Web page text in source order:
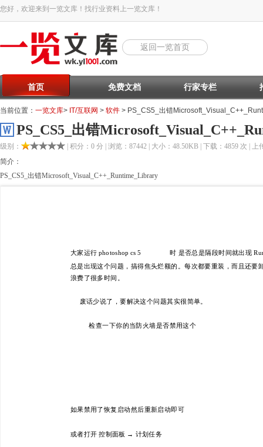
您好，欢迎来到一览文库！找行业资料上一览文库！
返回一览首页
首页 免费文档 行家专栏
当前位置： 一览文库> IT/互联网 > 软件 > PS_CS5_出错
PS_CS5_出错
级别：
| 积分：0 分 | 浏览：87442 | 大小：48.50KB | 下载：4859 次 | 上
简介：
PS_CS5_出错Microsoft_Visual_C++_Runtime_Library